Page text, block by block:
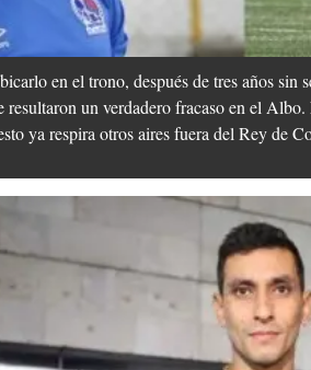
en el trono, después de tres años
un verdadero fracaso en el
ya respira otros aires fuera del Rey de